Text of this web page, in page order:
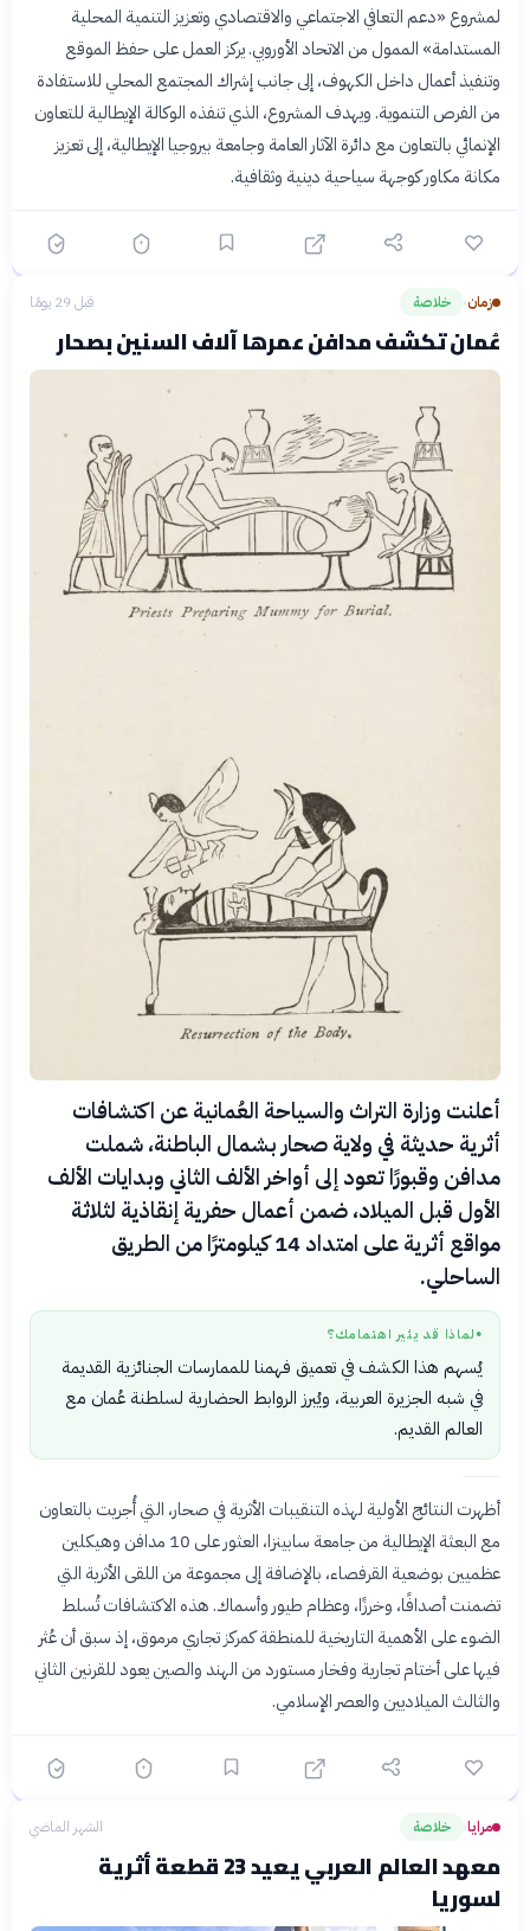
لمشروع «دعم التعافي الاجتماعي والاقتصادي وتعزيز التنمية المحلية
المستدامة» الممول من الاتحاد الأوروبي. يركز العمل على حفظ الموقع
وتنفيذ أعمال داخل الكهوف، إلى جانب إشراك المجتمع المحلي للاستفادة
من الفرص التنموية. ويهدف المشروع، الذي تنفذه الوكالة الإيطالية للتعاون
الإنمائي بالتعاون مع دائرة الآثار العامة وجامعة بيروجيا الإيطالية، إلى تعزيز
مكانة مكاور كوجهة سياحية دينية وثقافية.
زمان› خلاصة قبل 29 يومًا
عُمان تكشف مدافن عمرها آلاف السنين بصحار
أعلنت وزارة التراث والسياحة العُمانية عن اكتشافات
أثرية حديثة في ولاية صحار بشمال الباطنة، شملت
مدافن وقبورًا تعود إلى أواخر الألف الثاني وبدايات الألف
الأول قبل الميلاد، ضمن أعمال حفرية إنقاذية لثلاثة
مواقع أثرية على امتداد 14 كيلومترًا من الطريق
الساحلي.
● لماذا قد يثير اهتمامك؟
يُسهم هذا الكشف في تعميق فهمنا للممارسات الجنائزية القديمة
في شبه الجزيرة العربية، ويُبرز الروابط الحضارية لسلطنة عُمان مع
العالم القديم.
أظهرت النتائج الأولية لهذه التنقيبات الأثرية في صحار، التي أُجريت بالتعاون
مع البعثة الإيطالية من جامعة سابينزا، العثور على 10 مدافن وهيكلين
عظميين بوضعية القرفصاء، بالإضافة إلى مجموعة من اللقى الأثرية التي
تضمنت أصدافًا، وخرزًا، وعظام طيور وأسماك. هذه الاكتشافات تُسلط
الضوء على الأهمية التاريخية للمنطقة كمركز تجاري مرموق، إذ سبق أن عُثر
فيها على أختام تجارية وفخار مستورد من الهند والصين يعود للقرنين الثاني
والثالث الميلاديين والعصر الإسلامي.
مرايا› خلاصة الشهر الماضي
معهد العالم العربي يعيد 23 قطعة أثرية
لسوريا